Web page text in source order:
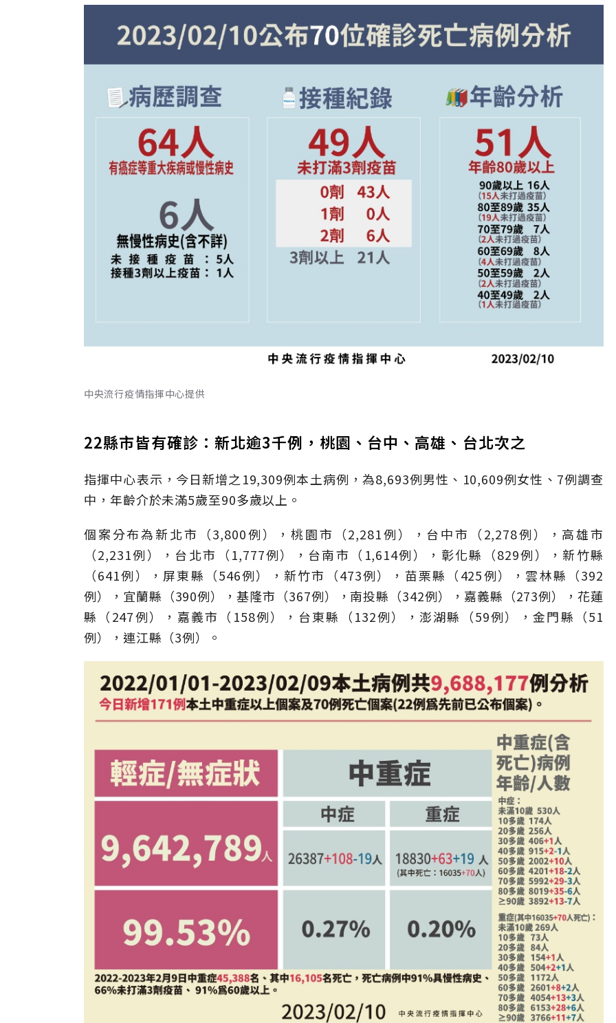
中央流行疫情指揮中心提供
22縣市皆有確診：新北逾3千例，桃園、台中、高雄、台北次之
指揮中心表示，今日新增之19,309例本土病例，為8,693例男性、10,609例女性、7例調查
中，年齡介於未滿5歲至90多歲以上。
個案分布為新北市（3,800例），桃園市（2,281例），台中市（2,278例），高雄市
（2,231例），台北市（1,777例），台南市（1,614例），彰化縣（829例），新竹縣
（641例），屏東縣（546例），新竹市（473例），苗栗縣（425例），雲林縣（392
例），宜蘭縣（390例），基隆市（367例），南投縣（342例），嘉義縣（273例），花蓮
縣（247例），嘉義市（158例），台東縣（132例），澎湖縣（59例），金門縣（51
例），連江縣（3例）。